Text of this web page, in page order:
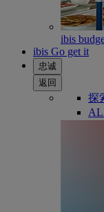
ibis
ibis Go get it
忠诚
返回
探